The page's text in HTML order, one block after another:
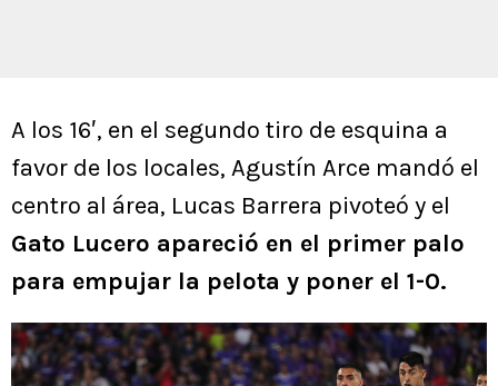
A los 16′, en el segundo tiro de esquina a
favor de los locales, Agustín Arce mandó el
centro al área, Lucas Barrera pivoteó y el
Gato Lucero apareció en el primer palo
para empujar la pelota y poner el 1-0.